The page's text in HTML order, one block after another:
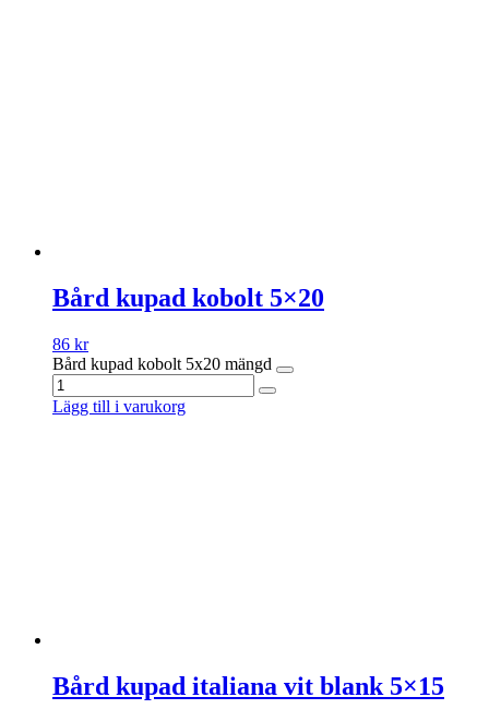
Bård kupad kobolt 5×20
86 kr
Bård kupad kobolt 5x20 mängd
Lägg till i varukorg
Bård kupad italiana vit blank 5×15